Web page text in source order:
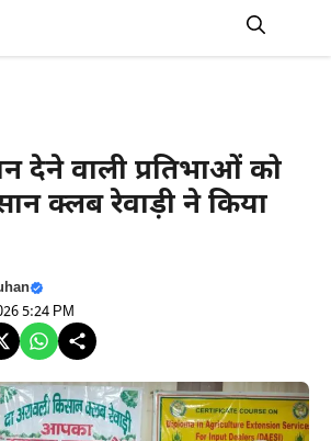
देने वाली प्रतिभाओं को
क्लब रेवाड़ी ने किया
5:24 PM